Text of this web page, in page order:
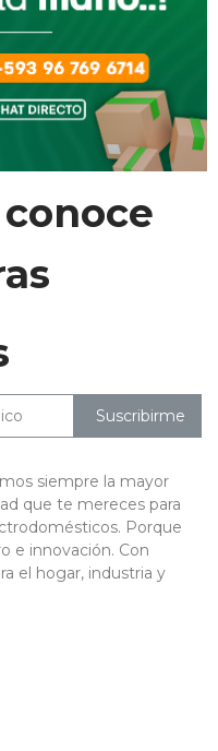
Suscribirme
siempre la mayor
que te mereces para
Porque
e innovación. Con
el hogar, industria y